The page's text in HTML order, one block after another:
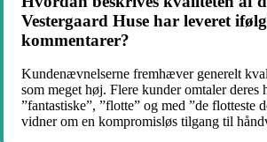
Vestergaard Huse har leveret
kommentarer?
Kundenævnelserne fremhæver generelt
som meget høj. Flere kunder omtaler deres
”fantastiske”, ”flotte” og med ”de flotteste
vidner om en kompromisløs tilgang til